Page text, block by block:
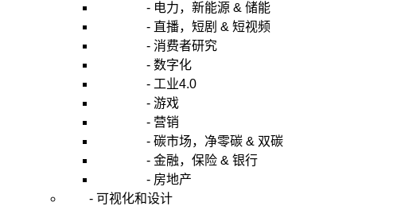
- 电力，新能源 & 储能
- 直播，短剧 & 短视频
- 消费者研究
- 数字化
- 工业4.0
- 游戏
- 营销
- 碳市场，净零碳 & 双碳
- 金融，保险 & 银行
- 房地产
- 可视化和设计